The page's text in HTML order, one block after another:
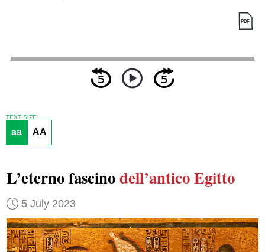
TEXT SIZE
aa AA
L’eterno fascinodell’antico Egitto
5 July 2023